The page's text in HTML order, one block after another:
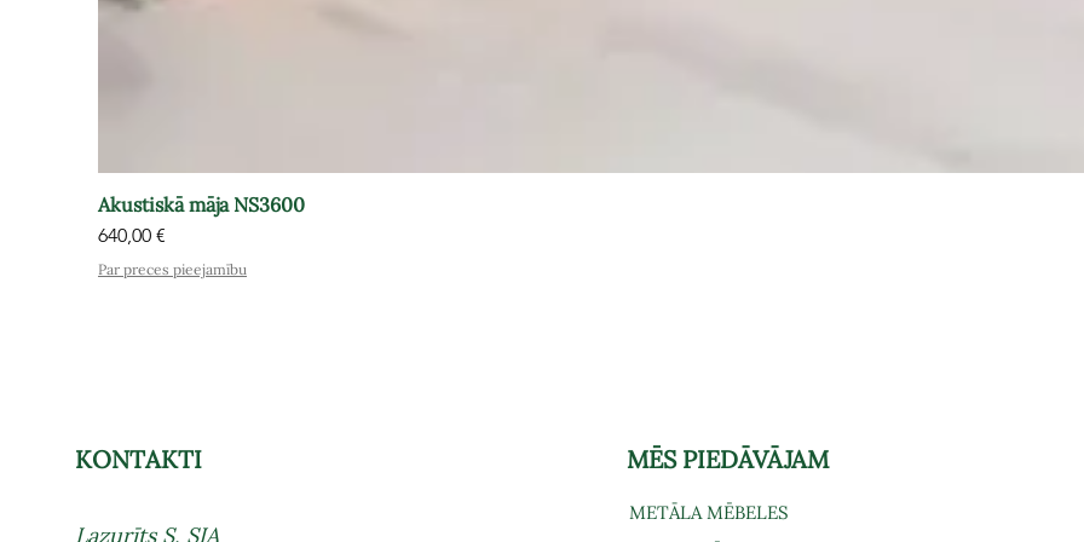
Akustiskā māja NS3600
Cena
640,00 €
Par preces pieejamību
KONTAKTI
Lazurīts S, SIA
MĒS PIEDĀVĀJAM
METĀLA MĒBELES